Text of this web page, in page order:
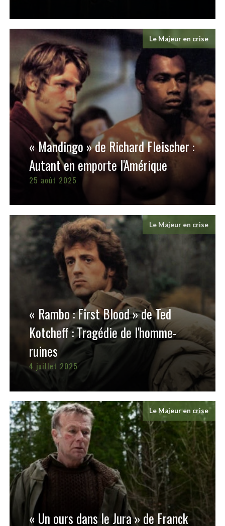
Le Majeur en crise
« Mandingo » de Richard Fleischer :
Autant en emporte l'Amérique
25 août 2025
Le Majeur en crise
« Rambo : First Blood » de Ted
Kotcheff : Tragédie de l'homme-
ruines
4 juillet 2025
Le Majeur en crise
« Un ours dans le Jura » de Franck